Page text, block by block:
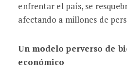
enfrentar el país, se
afectando a millones de
Un modelo perverso de
económico